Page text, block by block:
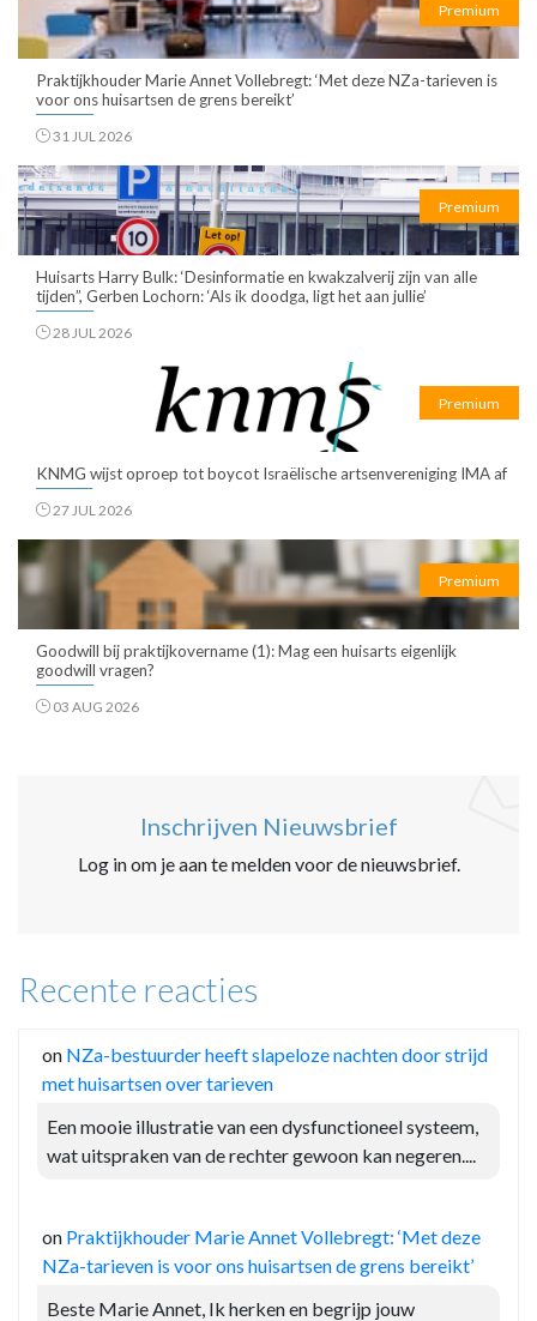
Premium
Praktijkhouder Marie Annet Vollebregt: ‘Met deze NZa-tarieven is
voor ons huisartsen de grens bereikt’
31 JUL 2026
Premium
Huisarts Harry Bulk: ‘Desinformatie en kwakzalverij zijn van alle
tijden”, Gerben Lochorn: ‘Als ik doodga, ligt het aan jullie’
28 JUL 2026
Premium
KNMG wijst oproep tot boycot Israëlische artsenvereniging IMA af
27 JUL 2026
Premium
Goodwill bij praktijkovername (1): Mag een huisarts eigenlijk
goodwill vragen?
03 AUG 2026
Inschrijven Nieuwsbrief
Log in om je aan te melden voor de nieuwsbrief.
Recente reacties
on NZa-bestuurder heeft slapeloze nachten door strijd
met huisartsen over tarieven
Een mooie illustratie van een dysfunctioneel systeem,
wat uitspraken van de rechter gewoon kan negeren....
on Praktijkhouder Marie Annet Vollebregt: ‘Met deze
NZa-tarieven is voor ons huisartsen de grens bereikt’
Beste Marie Annet, Ik herken en begrijp jouw